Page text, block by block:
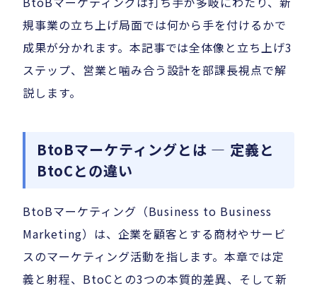
規事業の立ち上げ局面では何から手を付けるかで
成果が分かれます。本記事では全体像と立ち上げ3
ステップ、営業と噛み合う設計を部課長視点で解
説します。
BtoBマーケティングとは — 定義と
BtoCとの違い
BtoBマーケティング（Business to Business
Marketing）は、企業を顧客とする商材やサービ
スのマーケティング活動を指します。本章では定
義と射程、BtoCとの3つの本質的差異、そして新